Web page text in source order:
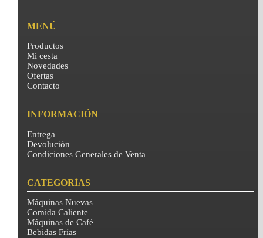
MENÚ
Productos
Mi cesta
Novedades
Ofertas
Contacto
INFORMACIÓN
Entrega
Devolución
Condiciones Generales de Venta
CATEGORÍAS
Máquinas Nuevas
Comida Caliente
Máquinas de Café
Bebidas Frías